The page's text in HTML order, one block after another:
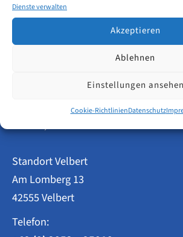
Dienste verwalten
Akzeptieren
Ablehnen
Einstellungen ansehen
Cookie-RichtlinienDatenschutz
EPA-
Gebühren
zum
Weiterlesen
Patentanwälte
Standort Velbert
Am Lomberg 13
42555 Velbert
Telefon: